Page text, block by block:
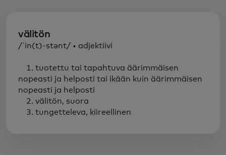
välitön
/ˈin(t)-stənt/ • adjektiivi
1. tuotettu tai tapahtuva äärimmäisen
nopeasti ja helposti tai ikään kuin äärimmäisen
nopeasti ja helposti
2. välitön, suora
3. tungetteleva, kiireellinen